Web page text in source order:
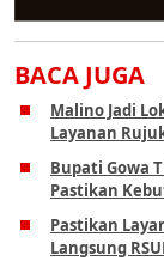
BACA JUGA
Malino Jadi
Layanan
Bupati Gowa
Pastikan
Pastikan
Langsung